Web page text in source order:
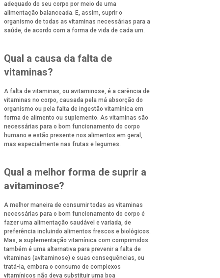
adequado do seu corpo por meio de uma
alimentação balanceada. E, assim, suprir o
organismo de todas as vitaminas necessárias para a
saúde, de acordo com a forma de vida de cada um.
Qual a causa da falta de
vitaminas?
A falta de vitaminas, ou avitaminose, é a carência de
vitaminas no corpo, causada pela má absorção do
organismo ou pela falta de ingestão vitamínica em
forma de alimento ou suplemento. As vitaminas são
necessárias para o bom funcionamento do corpo
humano e estão presente nos alimentos em geral,
mas especialmente nas frutas e legumes.
Qual a melhor forma de suprir a
avitaminose?
A melhor maneira de consumir todas as vitaminas
necessárias para o bom funcionamento do corpo é
fazer uma alimentação saudável e variada, de
preferência incluindo alimentos frescos e biológicos.
Mas, a suplementação vitamínica com comprimidos
também é uma alternativa para prevenir a falta de
vitaminas (avitaminose) e suas consequências, ou
tratá-la, embora o consumo de complexos
vitamínicos não deva substituir uma boa